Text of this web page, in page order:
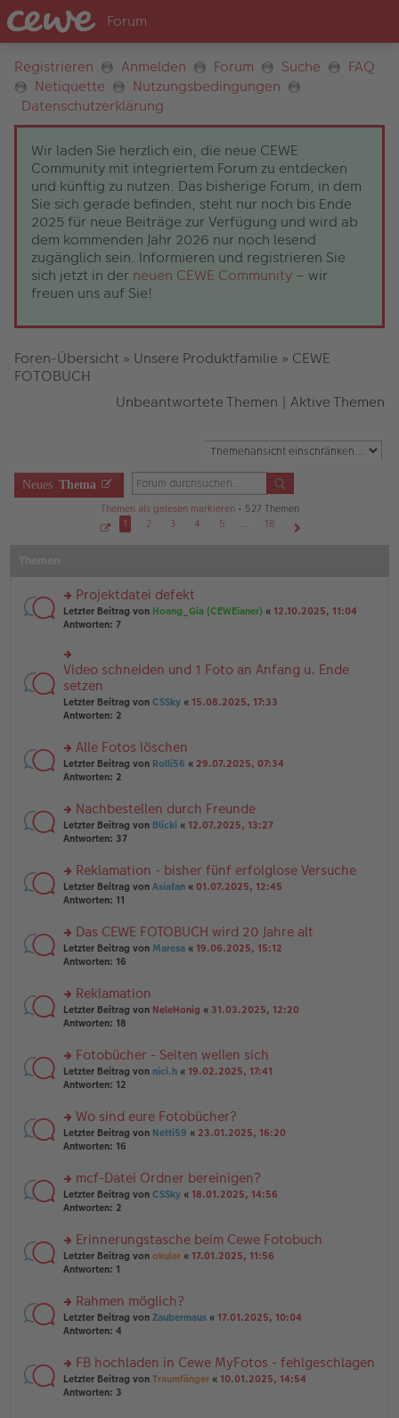
Registrieren Anmelden Forum Suche
FAQ
Netiquette
Nutzungsbedingungen
Datenschutzerklärung
Wir laden Sie herzlich ein, die neue CEWE
Community mit integriertem Forum zu entdecken
und künftig zu nutzen. Das bisherige Forum, in dem
Sie sich gerade befinden, steht nur noch bis Ende
2025 für neue Beiträge zur Verfügung und wird ab
dem kommenden Jahr 2026 nur noch lesend
zugänglich sein. Informieren und registrieren Sie
sich jetzt in der neuen CEWE Community – wir
freuen uns auf Sie!
Foren-Übersicht » Unsere Produktfamilie » CEWE
FOTOBUCH
Unbeantwortete Themen | Aktive Themen
Neues Thema
Themen als gelesen markieren• 527 Themen
v
o
n
1
1 2 3 4 5 …
18
rs
te
u
n
g
el
es
e
er
B
ei
tr
g
Projektdatei defekt
Letzter Beitrag von Hoang_Gia (CEWEianer) « 12.10.2025, 11:04
Antworten: 7
rs
te
r
u
n
el
es
e
B
ei
tr
g
Video schneiden und 1 Foto an Anfang u. Ende
setzen
Letzter Beitrag von CSSky « 15.08.2025, 17:33
Antworten: 2
rs
te
n
g
el
e
n
er
tr
a
g
Alle Fotos löschen
Letzter Beitrag von Rolli56 « 29.07.2025, 07:34
Antworten: 2
rs
te
n
g
el
e
n
er
tr
a
g
Nachbestellen durch Freunde
Letzter Beitrag von Blicki « 12.07.2025, 13:27
Antworten: 37
rs
te
n
g
el
e
n
er
tr
a
g
Reklamation - bisher fünf erfolglose Versuche
Letzter Beitrag von Asiafan « 01.07.2025, 12:45
Antworten: 11
rs
te
n
g
el
e
n
er
tr
a
g
Das CEWE FOTOBUCH wird 20 Jahre alt
Letzter Beitrag von Maresa « 19.06.2025, 15:12
Antworten: 16
rs
te
n
g
el
e
n
er
tr
a
g
Reklamation
Letzter Beitrag von NeleHonig « 31.03.2025, 12:20
Antworten: 18
rs
te
n
g
el
e
n
er
tr
a
g
Fotobücher - Seiten wellen sich
Letzter Beitrag von nici.h « 19.02.2025, 17:41
Antworten: 12
rs
te
n
g
el
e
n
er
tr
a
g
Wo sind eure Fotobücher?
Letzter Beitrag von Netti59 « 23.01.2025, 16:20
Antworten: 16
rs
te
n
g
el
e
n
er
tr
a
g
mcf-Datei Ordner bereinigen?
Letzter Beitrag von CSSky « 18.01.2025, 14:56
Antworten: 2
rs
te
n
g
el
e
n
er
Erinnerungstasche beim Cewe Fotobuch
Letzter Beitrag von okular « 17.01.2025, 11:56
Antworten: 1
rs
te
n
g
el
Rahmen möglich?
Letzter Beitrag von Zaubermaus « 17.01.2025, 10:04
Antworten: 4
rs
te
FB hochladen in Cewe MyFotos - fehlgeschlagen
Letzter Beitrag von Traumfänger « 10.01.2025, 14:54
Antworten: 3